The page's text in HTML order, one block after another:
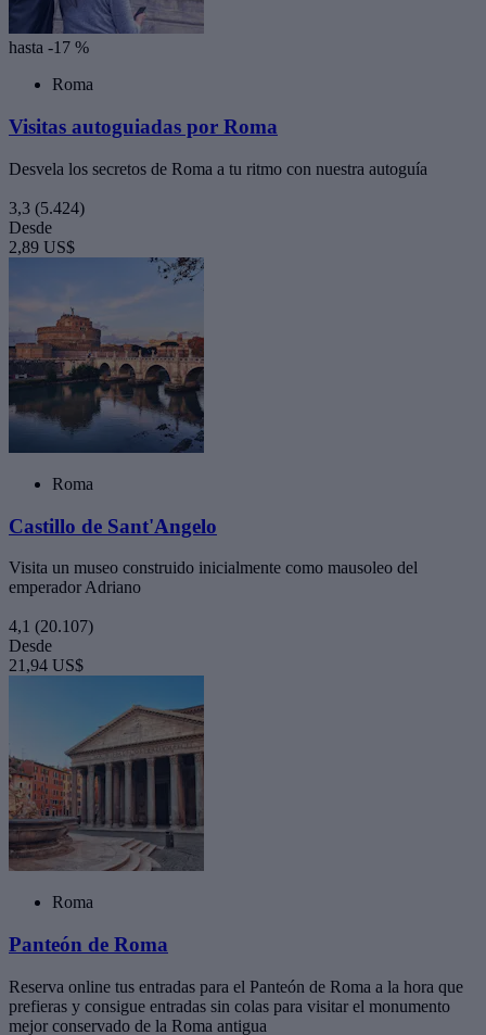
hasta -17 %
Roma
Visitas autoguiadas por Roma
Desvela los secretos de Roma a tu ritmo con nuestra autoguía
3,3 (5.424)
Desde
2,89 US$
Roma
Castillo de Sant'Angelo
Visita un museo construido inicialmente como mausoleo del
emperador Adriano
4,1 (20.107)
Desde
21,94 US$
Roma
Panteón de Roma
Reserva online tus entradas para el Panteón de Roma a la hora que
prefieras y consigue entradas sin colas para visitar el monumento
mejor conservado de la Roma antigua